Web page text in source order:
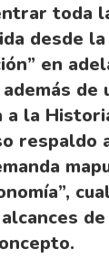
toda
desde la
en
de
a la
respaldo